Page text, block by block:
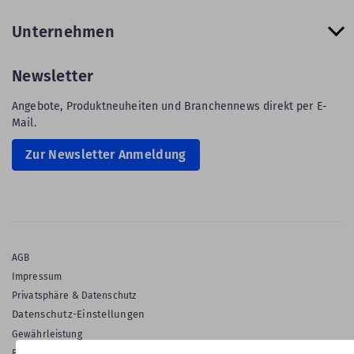
Unternehmen
Newsletter
Angebote, Produktneuheiten und Branchennews direkt per E-
Mail.
Zur Newsletter Anmeldung
AGB
Impressum
Privatsphäre & Datenschutz
Datenschutz-Einstellungen
Gewährleistung